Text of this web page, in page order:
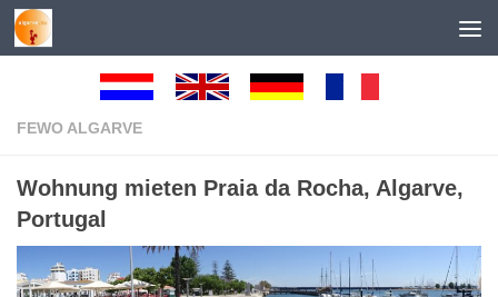
Unter dem Inhalt
FEWO ALGARVE
Wohnung mieten Praia da Rocha, Algarve,
Portugal